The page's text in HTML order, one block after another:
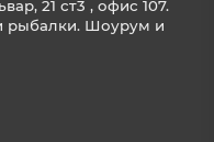
21 ст3 , офис 107.
рыбалки. Шоурум и